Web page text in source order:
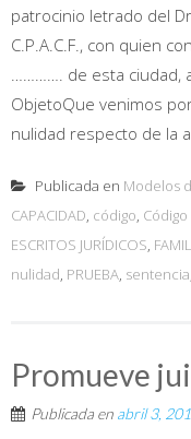
patrocinio letrado del
C.P.A.C.F., con quien
…………. de esta ciudad,
ObjetoQue venimos
nulidad respecto de la
Publicada en Modelos
CAPACIDAD, código, Código
ESCRITOS JURÍDICOS,
nulidad, PRUEBA, sentencia
Promueve
Publicada en abril 3,